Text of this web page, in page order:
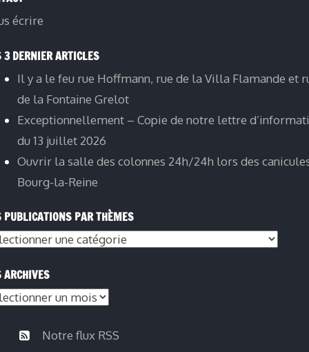
écrire
3 DERNIER ARTICLES
Il y a le feu rue Hoffmann, rue de la Villa Flamande et
de la Fontaine Grelot
Exceptionnellement – Copie de notre lettre
du 13 juillet 2026
Ouvrir la salle des colonnes 24h/24h lors des
Bourg-la-Reine
PUBLICATIONS PAR THÈMES
ARCHIVES
Notre flux RSS